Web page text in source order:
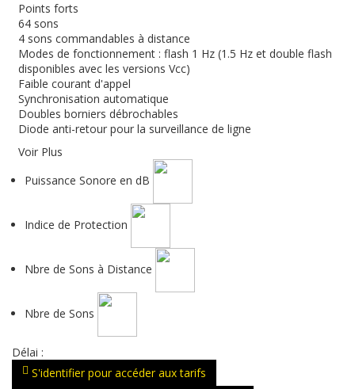
Points forts
64 sons
4 sons commandables à distance
Modes de fonctionnement : flash 1 Hz (1.5 Hz et double flash
disponibles avec les versions Vcc)
Faible courant d'appel
Synchronisation automatique
Doubles borniers débrochables
Diode anti-retour pour la surveillance de ligne
Voir Plus
Puissance Sonore en dB
Indice de Protection
Nbre de Sons à Distance
Nbre de Sons
Délai :
S'identifier pour accéder aux tarifs